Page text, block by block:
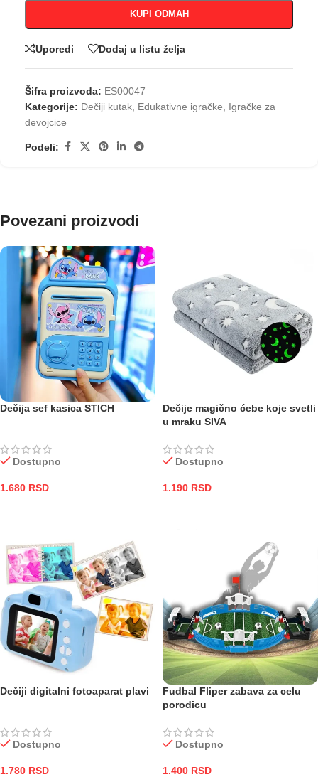
KUPI ODMAH
Uporedi Dodaj u listu želja
Šifra proizvoda: ES00047
Kategorije: Dečiji kutak, Edukativne igračke, Igračke za
devojcice
Podeli:
Povezani proizvodi
Dečija sef kasica STICH
Dostupno
1.680 RSD
Dečije magično ćebe koje svetli
u mraku SIVA
Dostupno
1.190 RSD
Dečiji digitalni fotoaparat plavi
Dostupno
1.780 RSD
Fudbal Fliper zabava za celu
porodicu
Dostupno
1.400 RSD